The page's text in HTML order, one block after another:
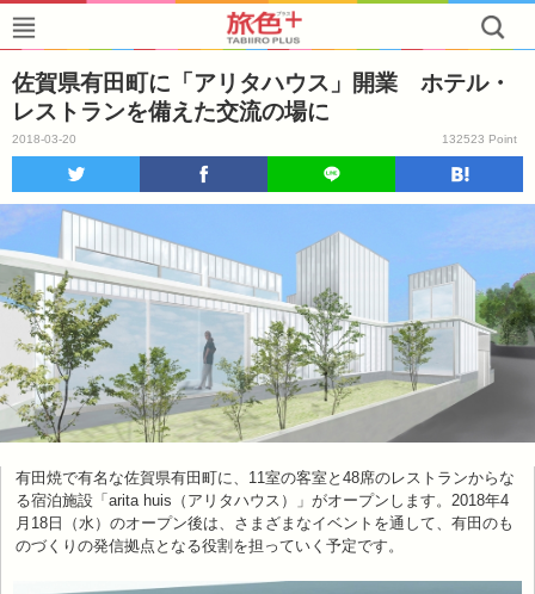
佐賀県有田町に「アリタハウス」開業 ホテル・
レストランを備えた交流の場に
2018-03-20 132523 Point
有田焼で有名な佐賀県有田町に、11室の客室と48席のレストランからな
る宿泊施設「arita huis（アリタハウス）」がオープンします。2018年4
月18⽇（水）のオープン後は、さまざまなイベントを通して、有⽥のも
のづくりの発信拠点となる役割を担っていく予定です。